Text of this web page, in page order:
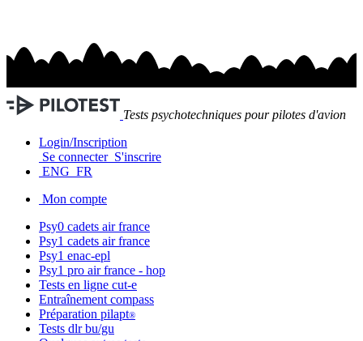
Tests psychotechniques pour pilotes d'avion
Login/Inscription
Se connecter S'inscrire
ENG FR
Mon compte
Psy0 cadets air france
Psy1 cadets air france
Psy1 enac-epl
Psy1 pro air france - hop
Tests en ligne cut-e
Entraînement compass
Préparation pilapt®
Tests dlr bu/gu